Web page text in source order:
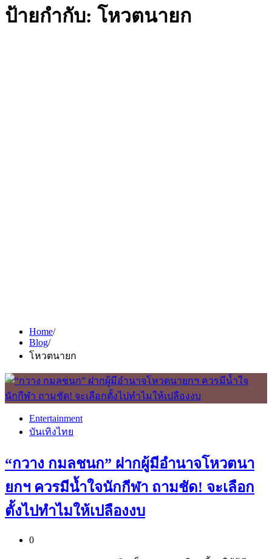
ป้ายกำกับ: โหวตนายก
Home
Blog
โหวตนายก
Entertainment
บันเทิงไทย
“กวาง กมลชนก” ฝากผู้มีอำนาจโหวตนา
ยกฯ ควรมีน้ำใจนักกีฬา ถามชัด! จะเลือก
ตั้งไปทำไมให้เปลืองงบ
0